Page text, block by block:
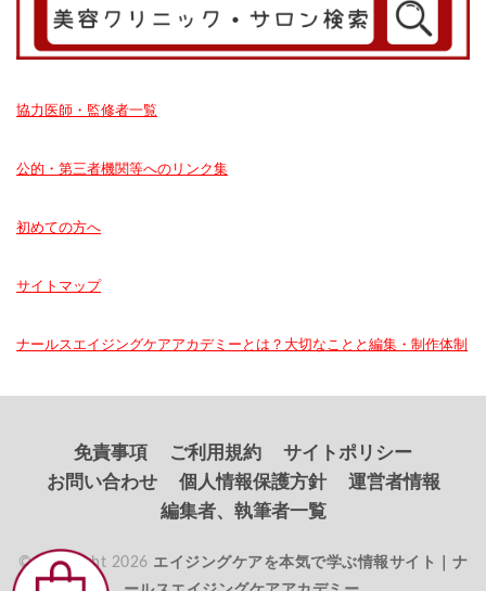
協力医師・監修者一覧
公的・第三者機関等へのリンク集
初めての方へ
サイトマップ
ナールスエイジングケアアカデミーとは？大切なことと編集・制作体制
免責事項 ご利用規約
サイトポリシー
お問い合わせ
個人情報保護方針
運営者情報
編集者、執筆者一覧
© Copyright 2026 エイジングケアを本気で学ぶ情報サイト｜ナ